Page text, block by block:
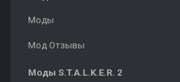
Моды
Мод Отзывы
Моды S.T.A.L.K.E.R. 2